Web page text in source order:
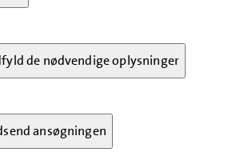
de nødvendige oplysninger
ansøgningen